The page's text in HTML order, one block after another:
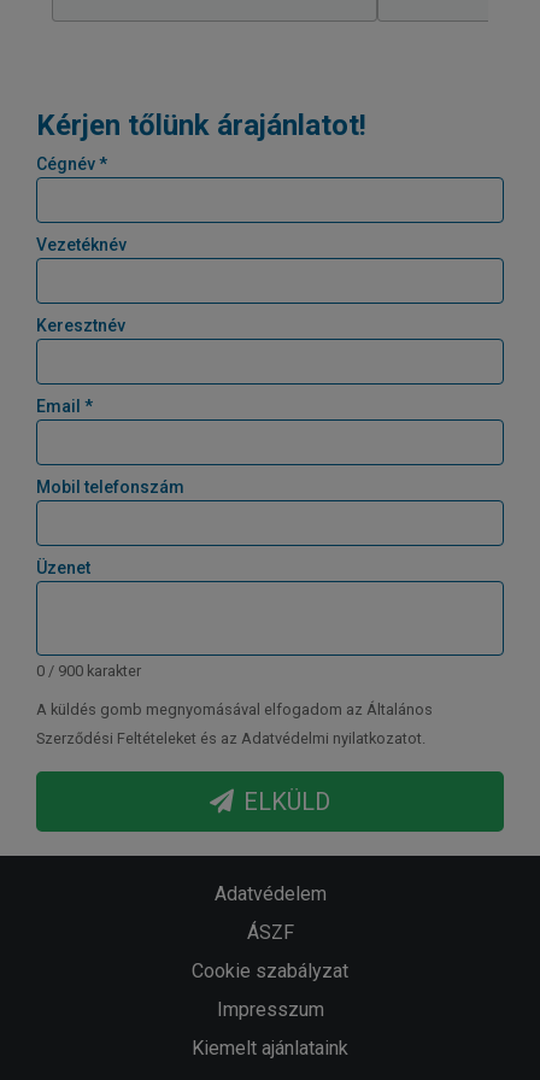
Kérjen tőlünk árajánlatot!
Cégnév *
Vezetéknév
Keresztnév
Email *
Mobil telefonszám
Üzenet
0 / 900 karakter
A küldés gomb megnyomásával elfogadom az Általános
Szerződési Feltételeket és az Adatvédelmi nyilatkozatot.
ELKÜLD
Adatvédelem
ÁSZF
Cookie szabályzat
Impresszum
Kiemelt ajánlataink